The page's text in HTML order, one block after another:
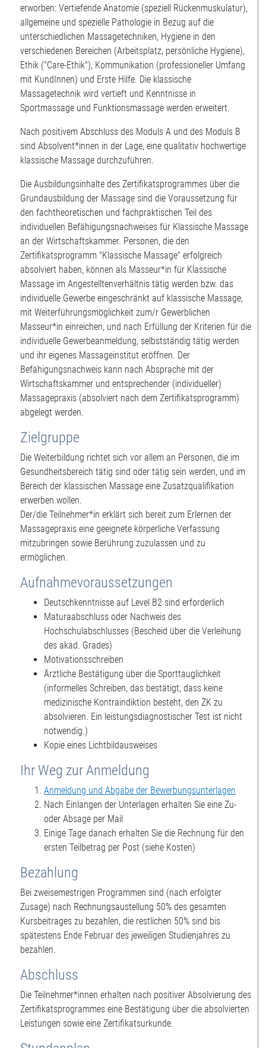
erworben: Vertiefende Anatomie (speziell Rückenmuskulatur),
allgemeine und spezielle Pathologie in Bezug auf die
unterschiedlichen Massagetechniken, Hygiene in den
verschiedenen Bereichen (Arbeitsplatz, persönliche Hygiene),
Ethik ("Care-Ethik"), Kommunikation (professioneller Umfang
mit KundInnen) und Erste Hilfe. Die klassische
Massagetechnik wird vertieft und Kenntnisse in
Sportmassage und Funktionsmassage werden erweitert.
Nach positivem Abschluss des Moduls A und des Moduls B
sind Absolvent*innen in der Lage, eine qualitativ hochwertige
klassische Massage durchzuführen.
Die Ausbildungsinhalte des Zertifikatsprogrammes über die
Grundausbildung der Massage sind die Voraussetzung für
den fachtheoretischen und fachpraktischen Teil des
individuellen Befähigungsnachweises für Klassische Massage
an der Wirtschaftskammer. Personen, die den
Zertifikatsprogramm "Klassische Massage" erfolgreich
absolviert haben, können als Masseur*in für Klassische
Massage im Angestelltenverhältnis tätig werden bzw. das
individuelle Gewerbe eingeschränkt auf klassische Massage,
mit Weiterführungsmöglichkeit zum/r Gewerblichen
Masseur*in einreichen, und nach Erfüllung der Kriterien für die
individuelle Gewerbeanmeldung, selbstständig tätig werden
und ihr eigenes Massageinstitut eröffnen. Der
Befähigungsnachweis kann nach Absprache mit der
Wirtschaftskammer und entsprechender (individueller)
Massagepraxis (absolviert nach dem Zertifikatsprogramm)
abgelegt werden.
Zielgruppe
Die Weiterbildung richtet sich vor allem an Personen, die im
Gesundheitsbereich tätig sind oder tätig sein werden, und im
Bereich der klassischen Massage eine Zusatzqualifikation
erwerben wollen.
Der/die Teilnehmer*in erklärt sich bereit zum Erlernen der
Massagepraxis eine geeignete körperliche Verfassung
mitzubringen sowie Berührung zuzulassen und zu
ermöglichen.
Aufnahmevoraussetzungen
Deutschkenntnisse auf Level B2 sind erforderlich
Maturaabschluss oder Nachweis des
Hochschulabschlusses (Bescheid über die Verleihung
des akad. Grades)
Motivationsschreiben
Ärztliche Bestätigung über die Sporttauglichkeit
(informelles Schreiben, das bestätigt, dass keine
medizinische Kontraindiktion besteht, den ZK zu
absolvieren. Ein leistungsdiagnostischer Test ist nicht
notwendig.)
Kopie eines Lichtbildausweises
Ihr Weg zur Anmeldung
Anmeldung und Abgabe der Bewerbungsunterlagen
Nach Einlangen der Unterlagen erhalten Sie eine Zu-
oder Absage per Mail
Einige Tage danach erhalten Sie die Rechnung für den
ersten Teilbetrag per Post (siehe Kosten)
Bezahlung
Bei zweisemestrigen Programmen sind (nach erfolgter
Zusage) nach Rechnungsaustellung 50% des gesamten
Kursbeitrages zu bezahlen, die restlichen 50% sind bis
spätestens Ende Februar des jeweiligen Studienjahres zu
bezahlen.
Abschluss
Die Teilnehmer*innen erhalten nach positiver Absolvierung des
Zertifikatsprogrammes eine Bestätigung über die absolvierten
Leistungen sowie eine Zertifikatsurkunde.